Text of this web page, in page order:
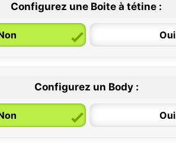
Configurez une Boite à tétine :
Oui
Configurez un Body :
Oui